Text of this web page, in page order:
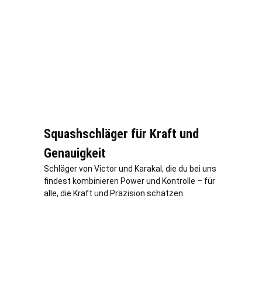
Squashschläger für Kraft und
Genauigkeit
Schläger von Victor und Karakal, die du bei uns
findest kombinieren Power und Kontrolle – für
alle, die Kraft und Präzision schätzen.